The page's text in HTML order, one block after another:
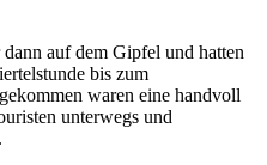
auf dem Gipfel und hatten
bis zum
waren eine handvoll
unterwegs und